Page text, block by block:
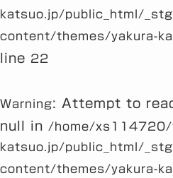
katsuo.jp/public_html/
content/themes/yakura-
line 22
Warning: Attempt to
null in
/home/xs114720/
katsuo.jp/public_html/
content/themes/yakura-